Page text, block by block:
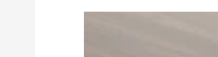
coworking